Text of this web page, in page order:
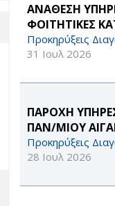
ΑΝΑΘΕΣΗ
ΦΟΙΤΗΤΙΚΕΣ
Προκηρύξεις
31 Ιουλ 2026
ΠΑΡΟΧΗ
ΠΑΝ/ΜΙΟΥ
Προκηρύξεις
28 Ιουλ 2026